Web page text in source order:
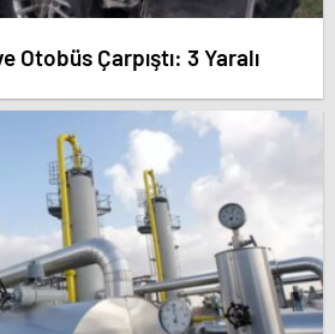
Otobüs Çarpıştı: 3 Yaralı